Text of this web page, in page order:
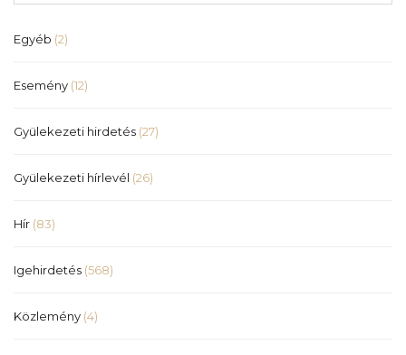
Egyéb (2)
Esemény (12)
Gyülekezeti hirdetés (27)
Gyülekezeti hírlevél (26)
Hír (83)
Igehirdetés (568)
Közlemény (4)